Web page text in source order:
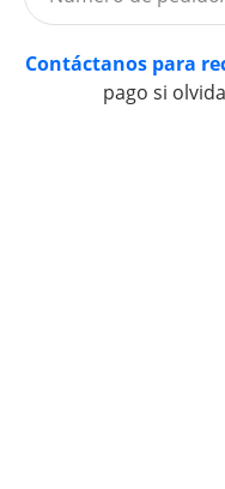
Contáctanos para
pago si